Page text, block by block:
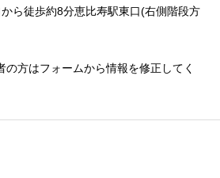
ら徒歩約8分恵比寿駅東口(右側階段方
方はフォームから情報を修正してく